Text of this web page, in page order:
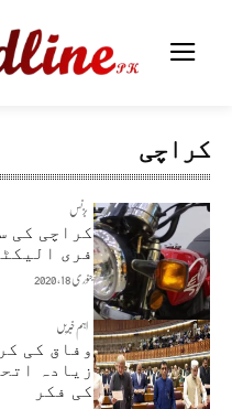
کراچی
بزنس
کراچی کی
فری
جنوری 18, 2020
اہم خبریں
وفاق کی
زیادہ
کی فکر